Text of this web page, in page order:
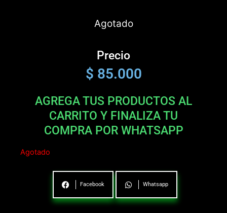
Agotado
Precio
$ 85.000
AGREGA TUS PRODUCTOS AL
CARRITO Y FINALIZA TU
COMPRA POR WHATSAPP
Agotado
Facebook Whatsapp